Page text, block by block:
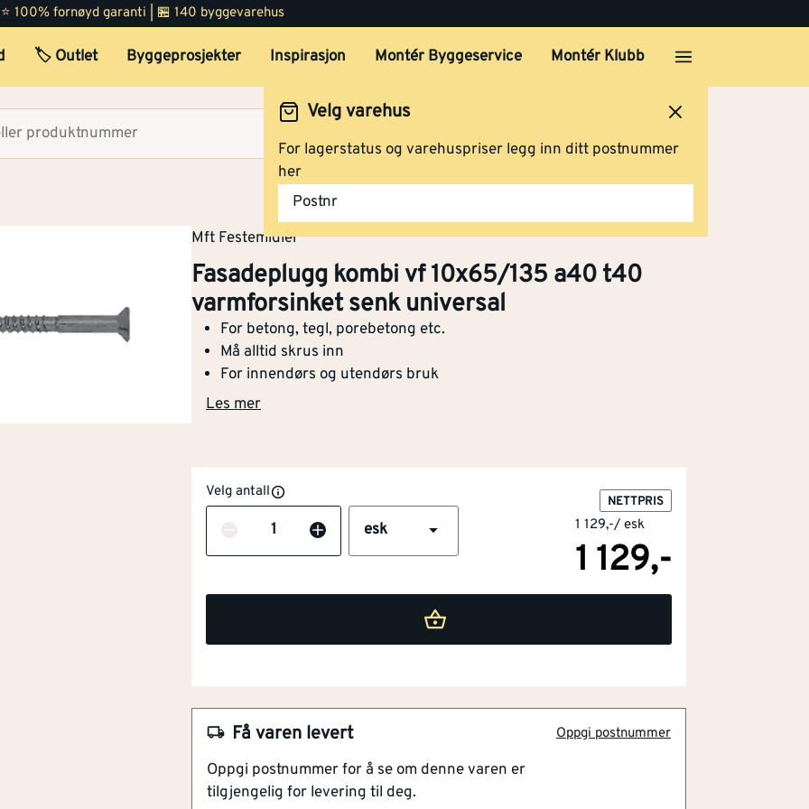
100% fornøyd garanti | 🏪 140 byggevarehus
🏷️ Outlet Byggeprosjekter Inspirasjon Montér Byggeservice Montér Klubb
Velg varehus
For lagerstatus og varehuspriser legg inn ditt postnummer
her
Postnr
Mft Festemidler
Fasadeplugg kombi vf 10x65/135 a40 t40
varmforsinket senk universal
For betong, tegl, porebetong etc.
Må alltid skrus inn
For innendørs og utendørs bruk
Les mer
Velg antall
Antall esk
NETTPRIS
1 129,-/ esk
1 129,-
Få varen levert Oppgi postnummer
Oppgi postnummer for å se om denne varen er
tilgjengelig for levering til deg.
Varmforsinket
Fasadeplugg kombi vf 10x65/135 a40 t40 varmforsinket senk universal.